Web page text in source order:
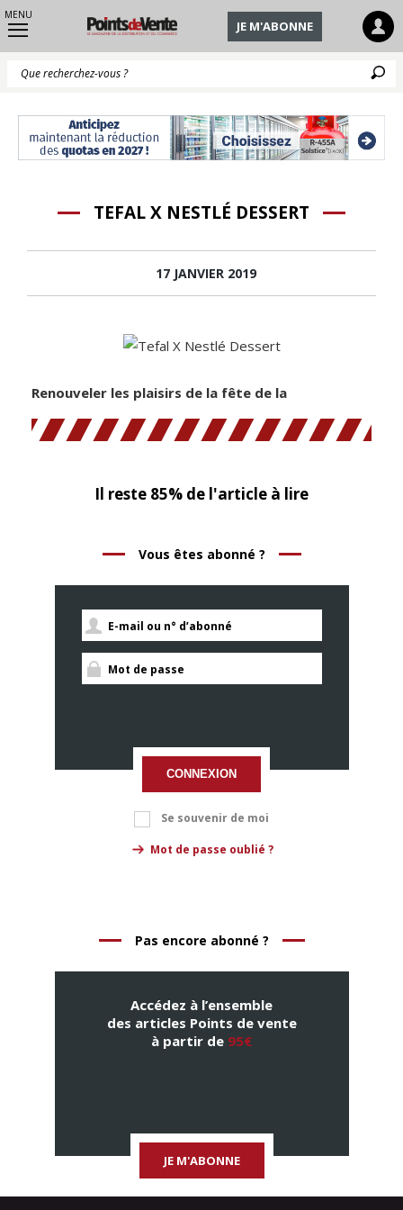
MENU
JE M'ABONNE
TEFAL X NESTLÉ DESSERT
17 JANVIER 2019
Renouveler les plaisirs de la fête de la
Il reste 85% de l'article à lire
Vous êtes abonné ?
CONNEXION
Se souvenir de moi
Mot de passe oublié ?
Pas encore abonné ?
Accédez à l’ensemble
des articles Points de vente
à partir de 95€
JE M'ABONNE